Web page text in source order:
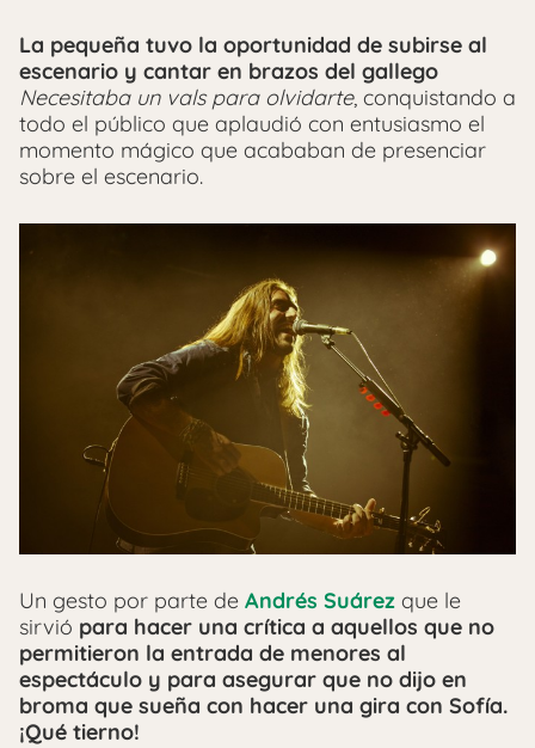
La pequeña tuvo la oportunidad de subirse al
escenario y cantar en brazos del gallego
Necesitaba un vals para olvidarte, conquistando a
todo el público que aplaudió con entusiasmo el
momento mágico que acababan de presenciar
sobre el escenario.
Un gesto por parte de Andrés Suárez que le
sirvió para hacer una crítica a aquellos que no
permitieron la entrada de menores al
espectáculo y para asegurar que no dijo en
broma que sueña con hacer una gira con Sofía.
¡Qué tierno!